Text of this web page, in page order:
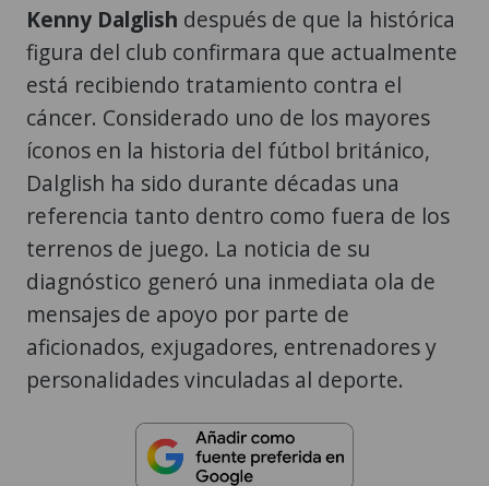
Kenny Dalglish después de que la histórica
figura del club confirmara que actualmente
está recibiendo tratamiento contra el
cáncer. Considerado uno de los mayores
íconos en la historia del fútbol británico,
Dalglish ha sido durante décadas una
referencia tanto dentro como fuera de los
terrenos de juego. La noticia de su
diagnóstico generó una inmediata ola de
mensajes de apoyo por parte de
aficionados, exjugadores, entrenadores y
personalidades vinculadas al deporte.